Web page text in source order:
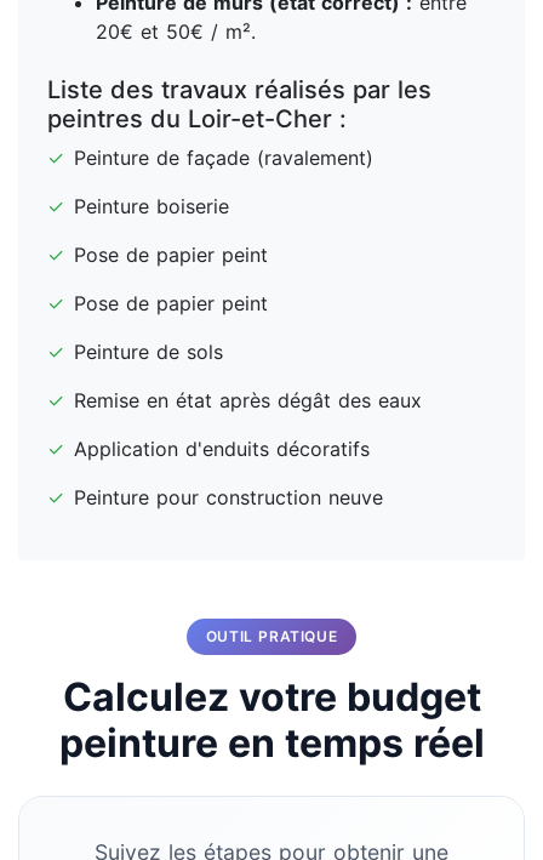
20€ et 50€ / m².
Liste des travaux réalisés par les
peintres du Loir-et-Cher :
✓ Peinture de façade (ravalement)
✓ Peinture boiserie
✓ Pose de papier peint
✓ Pose de papier peint
✓ Peinture de sols
✓ Remise en état après dégât des eaux
✓ Application d'enduits décoratifs
✓ Peinture pour construction neuve
OUTIL PRATIQUE
Calculez votre budget
peinture en temps réel
Suivez les étapes pour obtenir une